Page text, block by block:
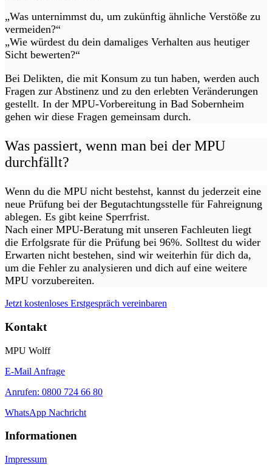
„Was unternimmst du, um zukünftig ähnliche Verstöße zu
vermeiden?“
„Wie würdest du dein damaliges Verhalten aus heutiger
Sicht bewerten?“
Bei Delikten, die mit Konsum zu tun haben, werden auch
Fragen zur Abstinenz und zu den erlebten Veränderungen
gestellt. In der MPU-Vorbereitung in Bad Sobernheim
gehen wir diese Fragen gemeinsam durch.
Was passiert, wenn man bei der MPU
durchfällt?
Wenn du die MPU nicht bestehst, kannst du jederzeit eine
neue Prüfung bei der Begutachtungsstelle für Fahreignung
ablegen. Es gibt keine Sperrfrist.
Nach einer MPU-Beratung mit unseren Fachleuten liegt
die Erfolgsrate für die Prüfung bei 96%. Solltest du wider
Erwarten nicht bestehen, sind wir weiterhin für dich da,
um die Fehler zu analysieren und dich auf eine weitere
MPU vorzubereiten.
Jetzt kostenloses Erstgespräch vereinbaren
Kontakt
MPU Wolff
E-Mail Anfrage
Anrufen: 0800 724 66 80
WhatsApp Nachricht
Informationen
Impressum